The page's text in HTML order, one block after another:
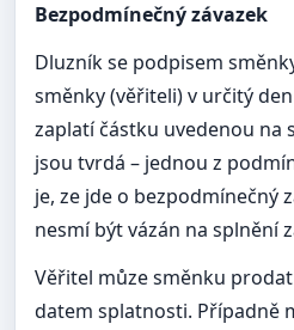
Bezpodmínečný závazek
Dluzník se podpisem
směnky (věřiteli) v určitý
zaplatí částku uvedenou na
jsou tvrdá – jednou z
je, ze jde o bezpodmínečný
nesmí být vázán na splnění
Věřitel můze směnku
datem splatnosti. Případně